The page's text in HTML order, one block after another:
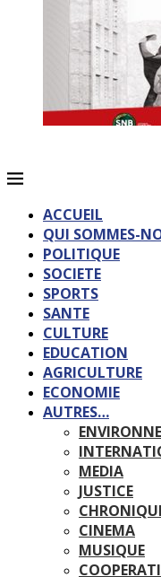
ACCUEIL
QUI SOMMES-
POLITIQUE
SOCIETE
SPORTS
SANTE
CULTURE
EDUCATION
AGRICULTURE
ECONOMIE
AUTRES…
MEDIA
JUSTICE
CINEMA
MUSIQUE